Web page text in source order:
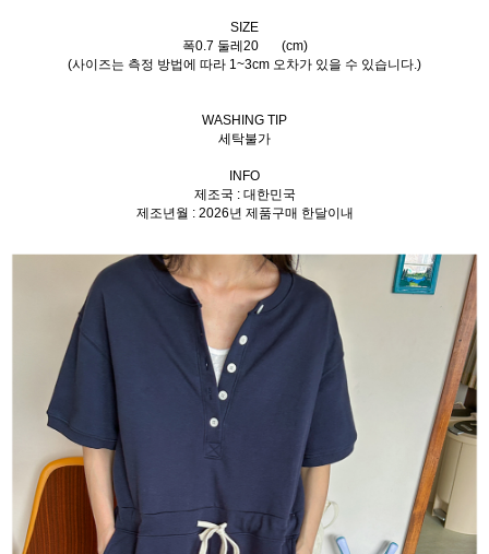
SIZE
폭0.7 둘레20
(cm)
(사이즈는 측정 방법에 따라 1~3cm 오차가 있을 수 있습니다.)
WASHING TIP
세탁불가
INFO
제조국 : 대한민국
제조년월 : 2026년 제품구매 한달이내